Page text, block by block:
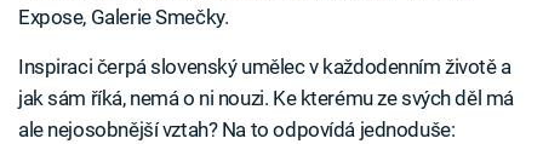
Expose, Galerie Smečky.
Inspiraci čerpá slovenský umělec v každodenním životě a
jak sám říká, nemá o ni nouzi. Ke kterému ze svých děl má
ale nejosobnější vztah? Na to odpovídá jednoduše: